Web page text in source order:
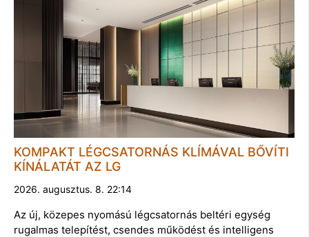
KOMPAKT LÉGCSATORNÁS KLÍMÁVAL BŐVÍTI
KÍNÁLATÁT AZ LG
2026. augusztus. 8. 22:14
Az új, közepes nyomású légcsatornás beltéri egység
rugalmas telepítést, csendes működést és intelligens